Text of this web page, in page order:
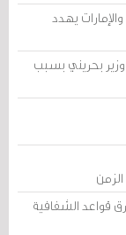
يهدد
بحريني بسبب
قواعد الشفافية